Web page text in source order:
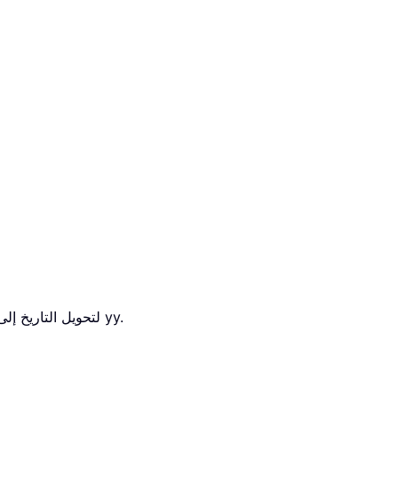
تحوّل الرقم إلى نصٍّ بتنسيق معيّن. وكما نعلم، يُخزَّن التاريخ كرقم في Excel، وهنا تأتي دالة TEXT لتحويل التاريخ إلى نصٍّ بالتنسيق yy.